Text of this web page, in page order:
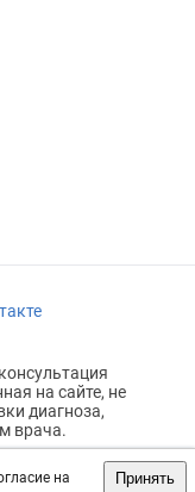
на
Принять
на сайте, не
диагноза,
врача.